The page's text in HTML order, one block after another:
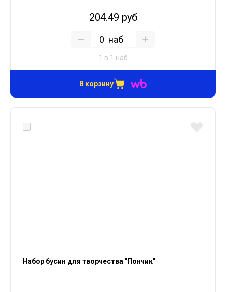
204.49 руб
наб
1 в 1 наб
В корзину
Набор бусин для творчества "Пончик"